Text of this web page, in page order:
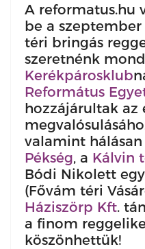
A reformatus.hu
be a
téri bringás
szeretnénk
Kerékpárosklub
Református
hozzájárultak az
valamint
Pékség, a Kálvin
Bódi Nikolett
(Fővám téri
Háziszörp Kft.
a finom
köszönhettük!